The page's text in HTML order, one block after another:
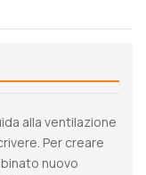
alla ventilazione
Per creare
nuovo